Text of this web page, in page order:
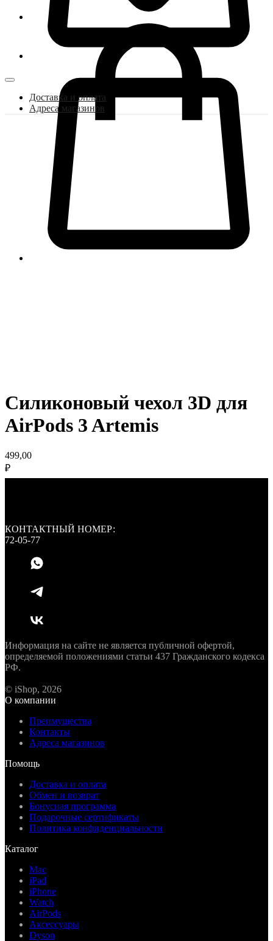
Доставка и оплата
Адреса магазинов
Силиконовый чехол 3D для
AirPods 3 Artemis
499,00
₽
КОНТАКТНЫЙ НОМЕР:
72-05-77
Информация на сайте не является публичной офертой,
определяемой положениями статьи 437 Гражданского кодекса
РФ.
© iShop, 2026
О компании
Преимущества
Контакты
Адреса магазинов
Помощь
Доставка и оплата
Обмен и возврат
Бонусная программа
Подарочные сертификаты
Политика конфиденциальности
Каталог
Mac
iPad
iPhone
Watch
AirPods
Аксессуары
Dyson